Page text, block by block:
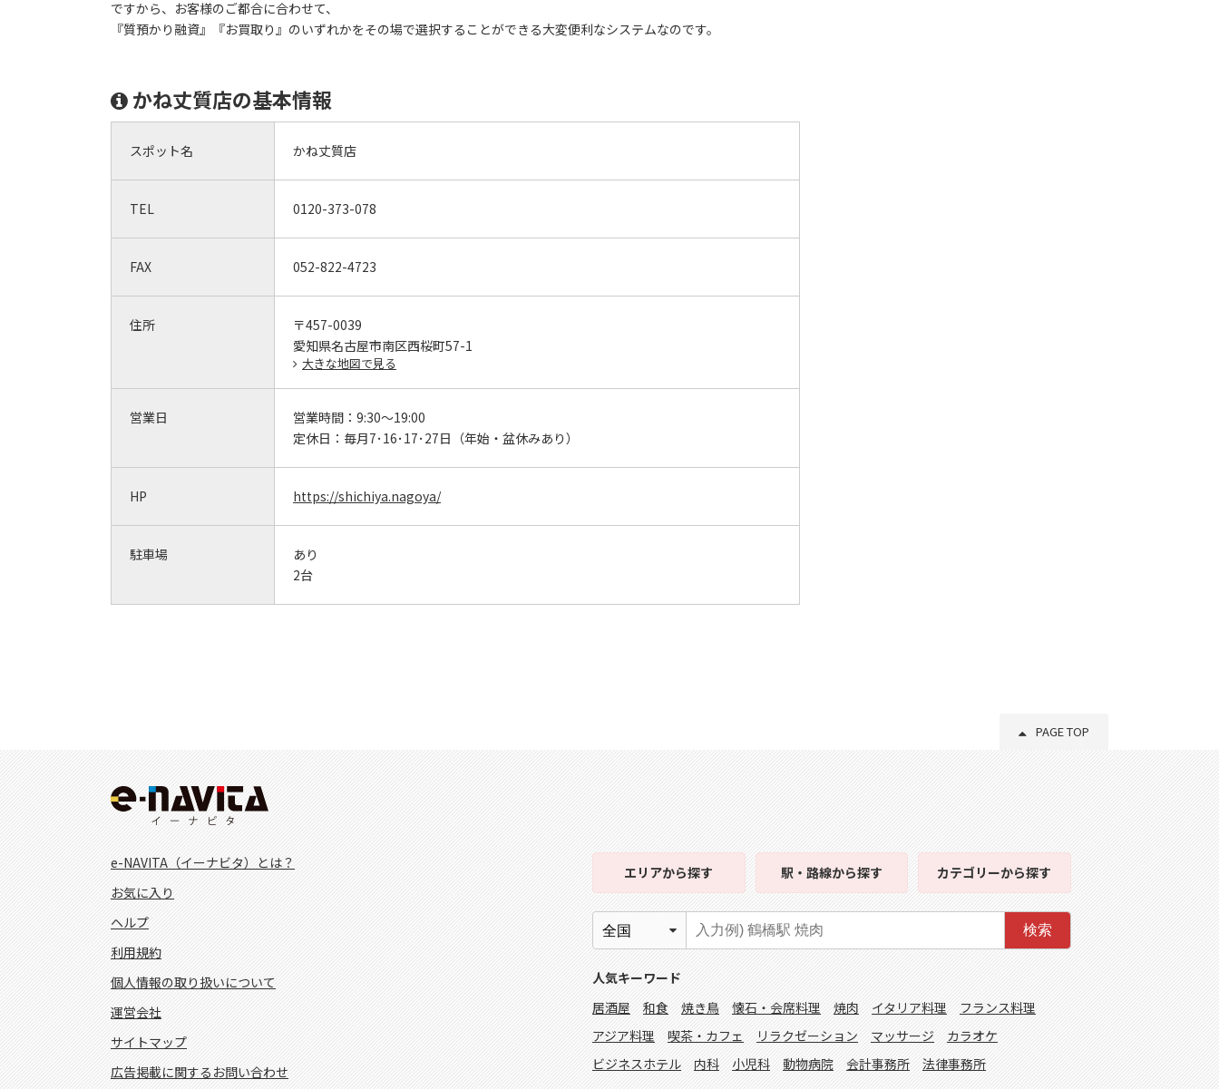
ですから、お客様のご都合に合わせて、
『質預かり融資』『お買取り』のいずれかをその場で選択することができる大変便利なシステムなのです。
かね丈質店の基本情報
スポット名 かね丈質店
TEL 0120-373-078
FAX 052-822-4723
住所
〒457-0039
愛知県名古屋市南区西桜町57-1
大きな地図で見る
営業日 営業時間： 9:30～19:00
定休日： 毎月7･16･17･27日（年始・盆休みあり）
HP https://shichiya.nagoya/
駐車場
あり
2台
PAGE TOP
e-NAVITA（イーナビタ）とは？
お気に入り
ヘルプ
利用規約
個人情報の取り扱いについて
運営会社
サイトマップ
広告掲載に関するお問い合わせ
エリアから探す 駅・路線から探す カテゴリーから探す
検索
人気キーワード
居酒屋
和食 焼き鳥 懐石・会席料理 焼肉 イタリア料理
フランス料理
アジア料理
喫茶・カフェ リラクゼーション マッサージ
カラオケ
ビジネスホテル
内科 小児科 動物病院 会計事務所 法律事務所